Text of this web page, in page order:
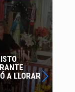
HOY EN LA
HISTORIA